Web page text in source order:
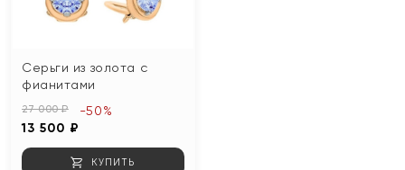
Серьги из золота с
фианитами
27 000 ₽
13 500 ₽
-50%
КУПИТЬ